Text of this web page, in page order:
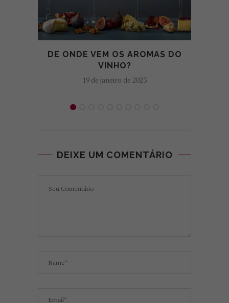
DE ONDE VEM OS AROMAS DO
VINHO?
19 de janeiro de 2023
DEIXE UM COMENTÁRIO